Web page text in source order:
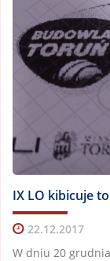
IX LO kibicuje
22.12.2017
W dniu 20